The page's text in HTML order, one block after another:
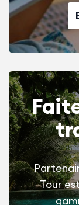
Tour